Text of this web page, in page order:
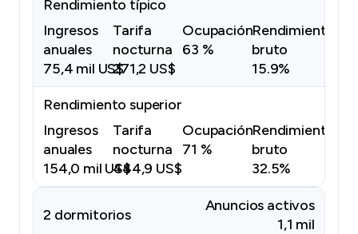
Rendimiento típico
Ingresos
anuales
75,4 mil US$
Tarifa
nocturna
271,2 US$
Ocupación
63 %
Rendimiento
bruto
15.9%
Rendimiento superior
Ingresos
anuales
154,0 mil US$
Tarifa
nocturna
444,9 US$
Ocupación
71 %
Rendimiento
bruto
32.5%
2 dormitorios
Anuncios activos
1,1 mil